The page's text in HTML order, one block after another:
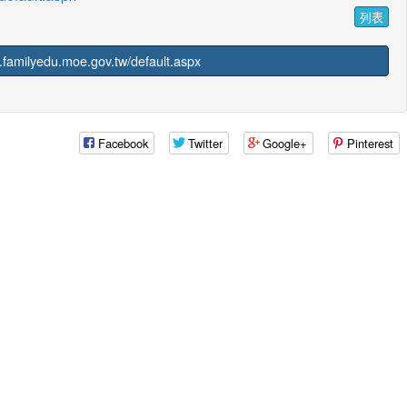
列表
default.aspx
Facebook Twitter Google+ Pinterest